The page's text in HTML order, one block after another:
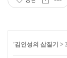
'김인성의 삽질기 >